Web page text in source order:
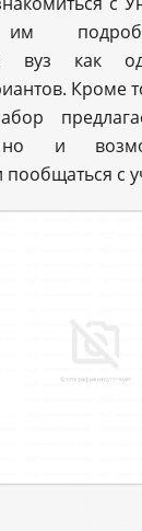
им
вуз как
Кроме
и
пообщаться с